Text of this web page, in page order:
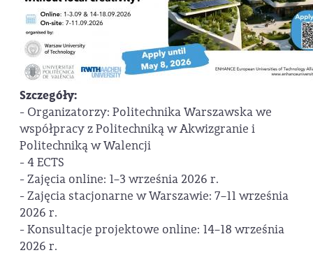
Szczegóły:
- Organizatorzy: Politechnika Warszawska we
współpracy z Politechniką w Akwizgranie i
Politechniką w Walencji
- 4 ECTS
- Zajęcia online: 1–3 września 2026 r.
- Zajęcia stacjonarne w Warszawie: 7–11 września
2026 r.
- Konsultacje projektowe online: 14–18 września
2026 r.